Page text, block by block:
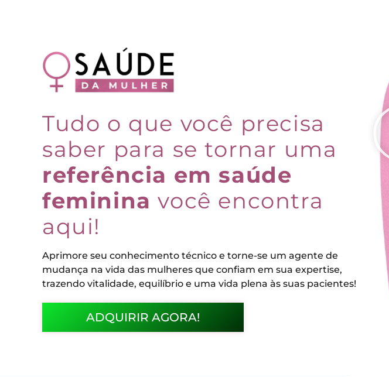
Tudo o que você precisa
saber para se tornar uma
referência em saúde
feminina você encontra
aqui!
Aprimore seu conhecimento técnico e torne-se um agente de
mudança na vida das mulheres que confiam em sua expertise,
trazendo vitalidade, equilíbrio e uma vida plena às suas pacientes!
ADQUIRIR AGORA!